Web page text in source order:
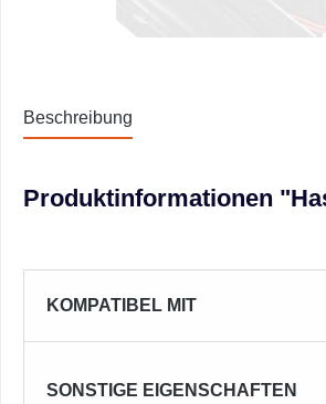
Beschreibung
Produktinformationen
KOMPATIBEL MIT
SONSTIGE EIGENSCHAFTEN